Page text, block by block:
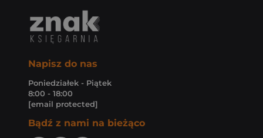
Napisz do nas
Poniedziałek - Piątek
8:00 - 18:00
[email protected]
Bądź z nami na bieżąco